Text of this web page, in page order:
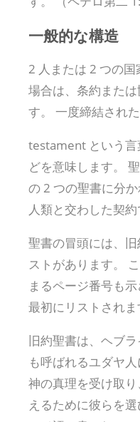
一般的な構造
2 人または 2 つの
場合は、条約また
す。 一度締結され
testament という言
どを意味します。
の 2 つの聖書に分
人類と交わした契約
聖書の冒頭には、
ストがあります。
まるページ番号も
最初にリストされま
旧約聖書は、ヘブ
も呼ばれるユダヤ人
神の真理を受け取
えるために彼らを